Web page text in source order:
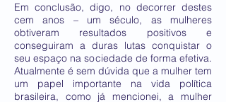
Em conclusão, digo, no decorrer destes
cem anos – um século, as mulheres
obtiveram resultados positivos e
conseguiram a duras lutas conquistar o
seu espaço na sociedade de forma efetiva.
Atualmente é sem dúvida que a mulher tem
um papel importante na vida política
brasileira, como já mencionei, a mulher